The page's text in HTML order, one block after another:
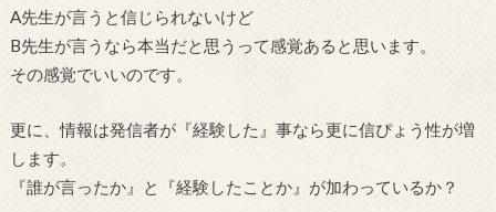
A先生が言うと信じられないけど
B先生が言うなら本当だと思うって感覚あると思います。
その感覚でいいのです。
更に、情報は発信者が『経験した』事なら更に信ぴょう性が増
します。
『誰が言ったか』と『経験したことか』が加わっているか？